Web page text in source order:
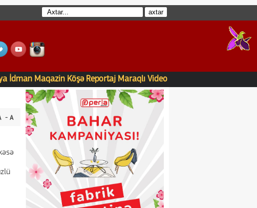
İdman Maqazin Köşə Reportaj Maraqlı Video
- A